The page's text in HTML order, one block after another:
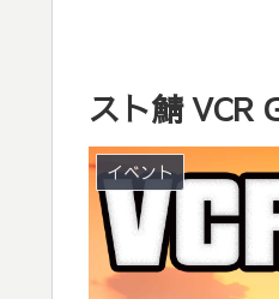
スト鯖 VCR
イベント